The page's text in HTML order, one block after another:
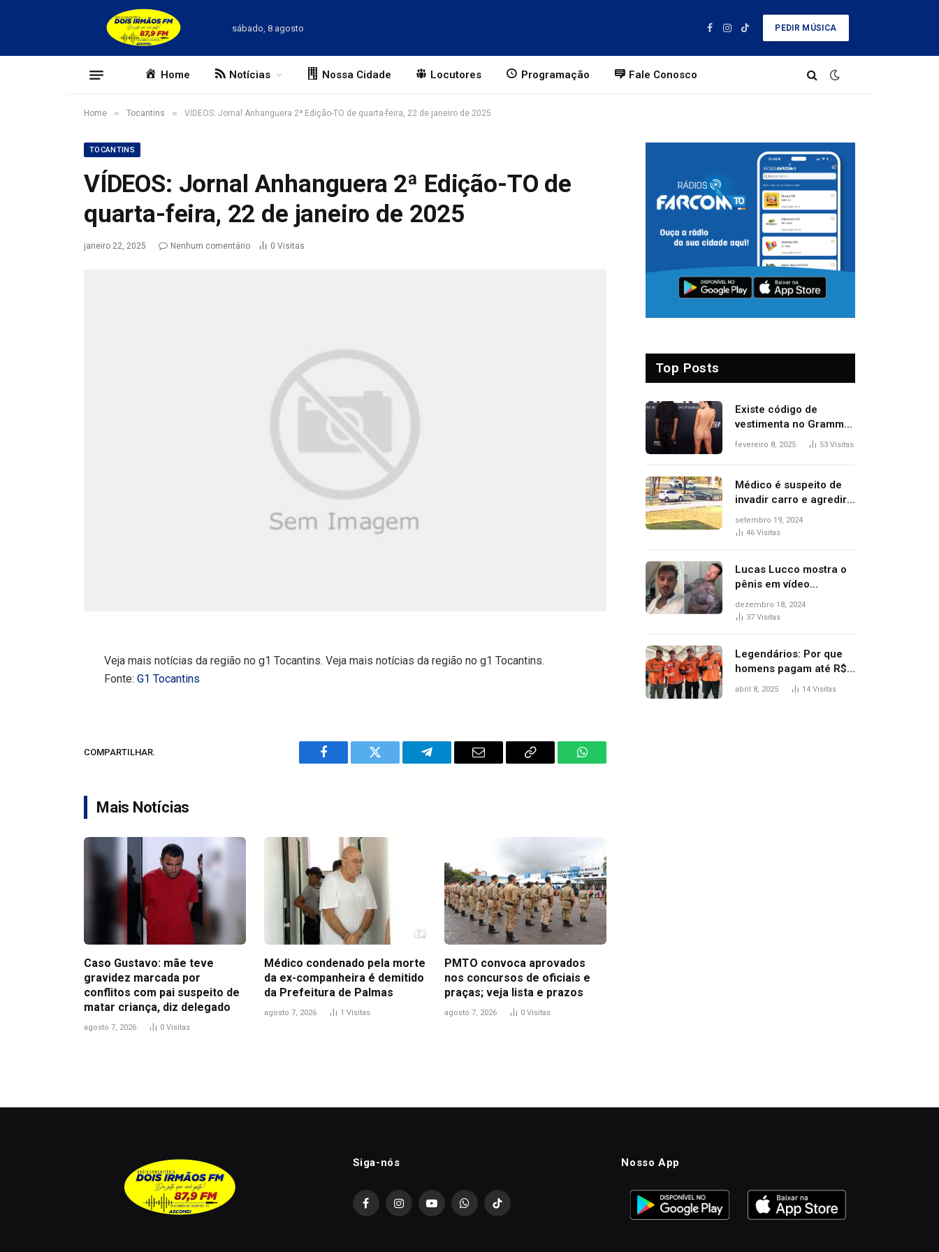
sábado, 8 agosto
Facebook
Instagram
TikTok
PEDIR MÚSICA
Home Notícias Nossa Cidade Locutores Programação Fale Conosco
Home » Tocantins » VÍDEOS: Jornal Anhanguera 2ª Edição-TO de quarta-feira, 22 de janeiro de 2025
TOCANTINS
VÍDEOS: Jornal Anhanguera 2ª Edição-TO de
quarta-feira, 22 de janeiro de 2025
janeiro 22, 2025 Nenhum comentário 0 Visitas
Veja mais notícias da região no g1 Tocantins. Veja mais notícias da região no g1 Tocantins.
Fonte:G1 Tocantins
COMPARTILHAR.
Facebook Twitter Telegram Email
Copy
WhatsApp
Mais Notícias
Caso Gustavo: mãe teve
gravidez marcada por
conflitos com pai suspeito de
matar criança, diz delegado
agosto 7, 2026 0 Visitas
Médico condenado pela morte
da ex-companheira é demitido
da Prefeitura de Palmas
agosto 7, 2026 1 Visitas
PMTO convoca aprovados
nos concursos de oficiais e
praças; veja lista e prazos
agosto 7, 2026 0 Visitas
Top Posts
Existe código de
vestimenta no Grammy?
Questionamento surgiu
aparecer nua na
premiação
fevereiro 8, 2025 53 Visitas
Médico é suspeito de
invadir carro e agredir
delegado aposentado
durante confusão no
setembro 19, 2024
46 Visitas
Lucas Lucco mostra o
pênis em vídeo
tomando banho, apaga
post e diz ‘foi mal’
dezembro 18, 2024
37 Visitas
Legendários: Por que
homens pagam até R$
81 mil para subir
abril 8, 2025 14 Visitas
Siga-nós
FacebookInstagramYouTubeWhatsAppTikTok
Nosso App